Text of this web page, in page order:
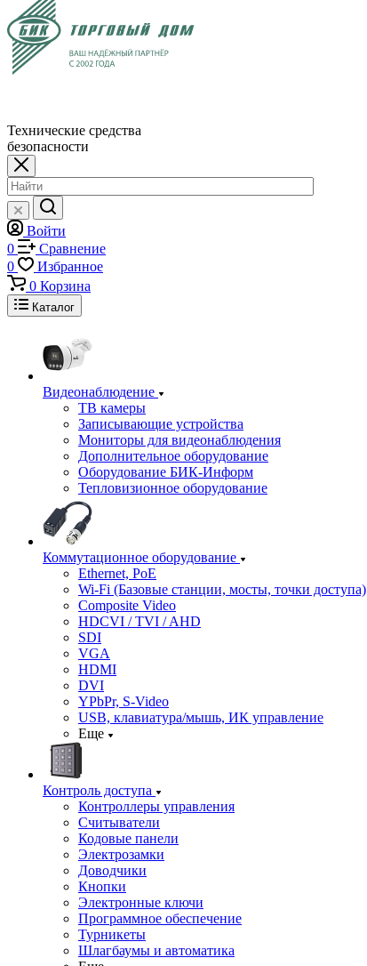
Технические средства
безопасности
Войти
0
Сравнение
0
Избранное
0 Корзина
Каталог
Видеонаблюдение
ТВ камеры
Записывающие устройства
Мониторы для видеонаблюдения
Дополнительное оборудование
Оборудование БИК-Информ
Тепловизионное оборудование
Коммутационное оборудование
Ethernet, PoE
Wi-Fi (Базовые станции, мосты, точки доступа)
Composite Video
HDCVI / TVI / AHD
SDI
VGA
HDMI
DVI
YPbPr, S-Video
USB, клавиатура/мышь, ИК управление
Еще
Контроль доступа
Контроллеры управления
Считыватели
Кодовые панели
Электрозамки
Доводчики
Кнопки
Электронные ключи
Программное обеспечение
Турникеты
Шлагбаумы и автоматика